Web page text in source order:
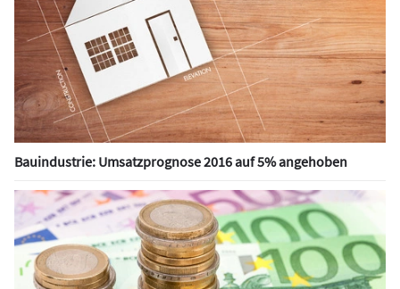
Bauindustrie: Umsatzprognose 2016 auf 5% angehoben